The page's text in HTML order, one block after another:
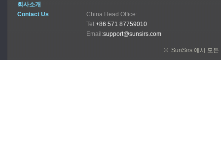
회사소개
Contact Us
China Head Office:
Tel:+86 571 87759010
Email:support@sunsirs.com
© SunSirs 에서 모